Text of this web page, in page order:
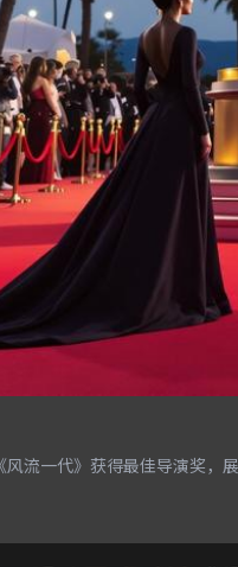
流一代》获得最佳导演奖，